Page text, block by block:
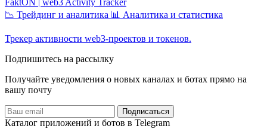
FaktON | web3 Activity Tracker
📉 Трейдинг и аналитика 📊 Аналитика и статистика
Трекер активности web3-проектов и токенов.
Подпишитесь на рассылку
Получайте уведомления о новых каналах и ботаx прямо на
вашу почту
Подписаться
Каталог приложений и ботов в Telegram